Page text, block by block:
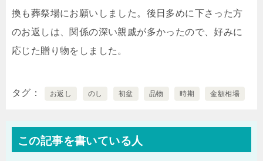
換も葬祭場にお願いしました。後日多めに下さった方
のお返しは、関係の深い親戚が多かったので、好みに
応じた贈り物をしました。
タグ お返し のし 初盆 品物 時期 金額相場
この記事を書いている人